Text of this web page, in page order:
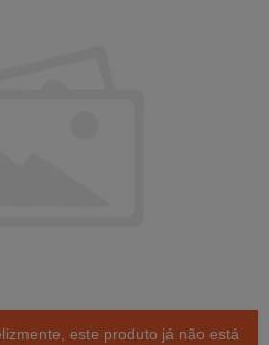
este produto já não está